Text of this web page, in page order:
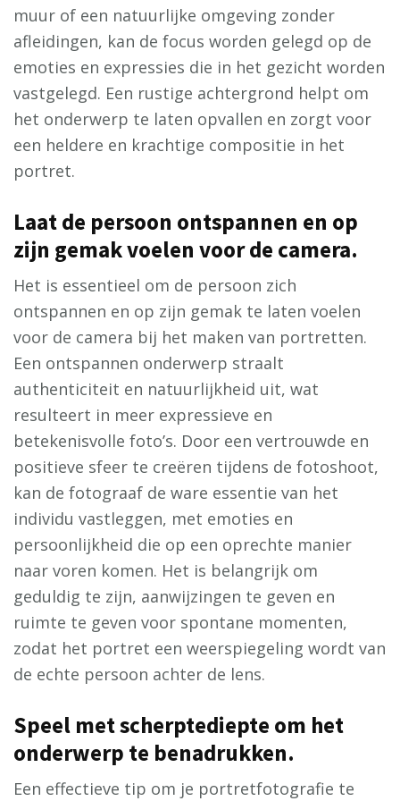
muur of een natuurlijke omgeving zonder
afleidingen, kan de focus worden gelegd op de
emoties en expressies die in het gezicht worden
vastgelegd. Een rustige achtergrond helpt om
het onderwerp te laten opvallen en zorgt voor
een heldere en krachtige compositie in het
portret.
Laat de persoon ontspannen en op
zijn gemak voelen voor de camera.
Het is essentieel om de persoon zich
ontspannen en op zijn gemak te laten voelen
voor de camera bij het maken van portretten.
Een ontspannen onderwerp straalt
authenticiteit en natuurlijkheid uit, wat
resulteert in meer expressieve en
betekenisvolle foto’s. Door een vertrouwde en
positieve sfeer te creëren tijdens de fotoshoot,
kan de fotograaf de ware essentie van het
individu vastleggen, met emoties en
persoonlijkheid die op een oprechte manier
naar voren komen. Het is belangrijk om
geduldig te zijn, aanwijzingen te geven en
ruimte te geven voor spontane momenten,
zodat het portret een weerspiegeling wordt van
de echte persoon achter de lens.
Speel met scherptediepte om het
onderwerp te benadrukken.
Een effectieve tip om je portretfotografie te